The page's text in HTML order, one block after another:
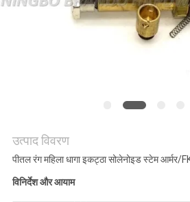
साइटमैप
उत्पाद विवरण
पीतल रंग महिला धागा इकट्ठा सोलेनोइड स्टेम आर्मर/
विनिर्देश और आयाम